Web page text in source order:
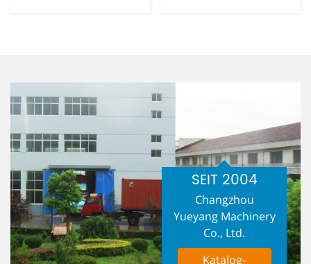
SEIT 2004
Changzhou
Yueyang Machinery
Co., Ltd.
Katalog-